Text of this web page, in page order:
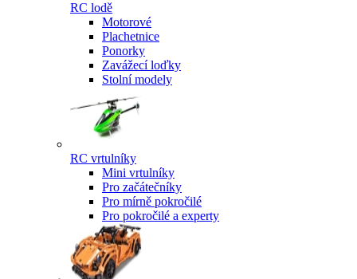
RC lodě
Motorové
Plachetnice
Ponorky
Zavážecí loďky
Stolní modely
RC vrtulníky
Mini vrtulníky
Pro začátečníky
Pro mírně pokročilé
Pro pokročilé a experty